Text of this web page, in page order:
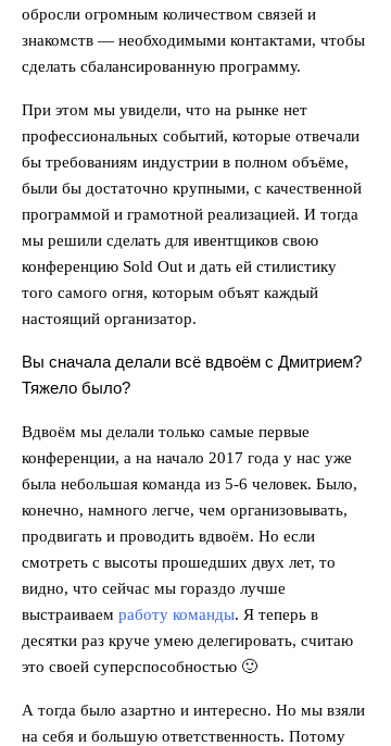
обросли огромным количеством связей и
знакомств — необходимыми контактами, чтобы
сделать сбалансированную программу.
При этом мы увидели, что на рынке нет
профессиональных событий, которые отвечали
бы требованиям индустрии в полном объёме,
были бы достаточно крупными, с качественной
программой и грамотной реализацией. И тогда
мы решили сделать для ивентщиков свою
конференцию Sold Out и дать ей стилистику
того самого огня, которым объят каждый
настоящий организатор.
Вы сначала делали всё вдвоём с Дмитрием?
Тяжело было?
Вдвоём мы делали только самые первые
конференции, а на начало 2017 года у нас уже
была небольшая команда из 5-6 человек. Было,
конечно, намного легче, чем организовывать,
продвигать и проводить вдвоём. Но если
смотреть с высоты прошедших двух лет, то
видно, что сейчас мы гораздо лучше
выстраиваем работу команды. Я теперь в
десятки раз круче умею делегировать, считаю
это своей суперспособностью 🙂
А тогда было азартно и интересно. Но мы взяли
на себя и большую ответственность. Потому